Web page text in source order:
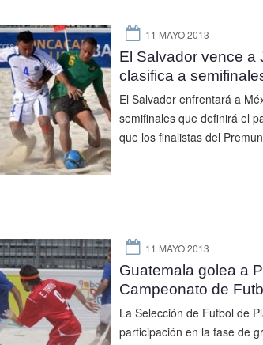
11 MAYO 2013
El Salvador vence a
clasifica a
El Salvador enfrentará a
semifinales que definirá el
que los finalistas del
11 MAYO 2013
Guatemala golea a
Campeonato de
La Selección de Futbol de
participación en la fase de